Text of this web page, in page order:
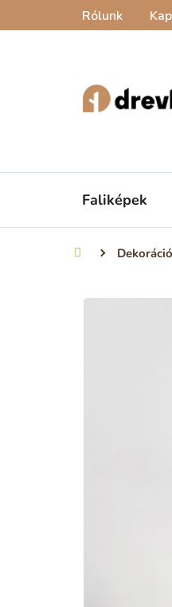
Rólunk
Faliképek
Kezdőlap